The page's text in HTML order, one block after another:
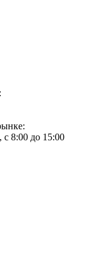
8:00 до 15:00